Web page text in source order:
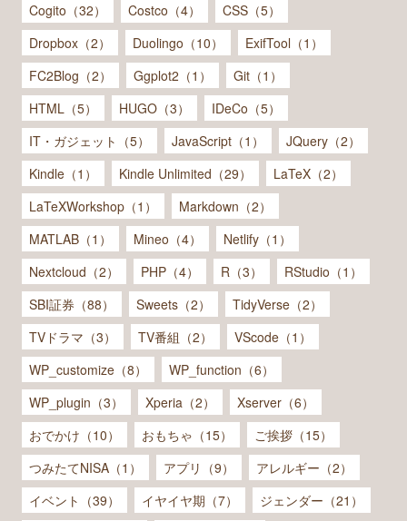
Cogito（32）
Costco（4）
CSS（5）
Dropbox（2）
Duolingo（10）
ExifTool（1）
FC2Blog（2）
Ggplot2（1）
Git（1）
HTML（5）
HUGO（3）
IDeCo（5）
IT・ガジェット（5）
JavaScript（1）
JQuery（2）
Kindle（1）
Kindle Unlimited（29）
LaTeX（2）
LaTeXWorkshop（1）
Markdown（2）
MATLAB（1）
Mineo（4）
Netlify（1）
Nextcloud（2）
PHP（4） R（3）
RStudio（1）
SBI証券（88）
Sweets（2）
TidyVerse（2）
TVドラマ（3）
TV番組（2）
VScode（1）
WP_customize（8）
WP_function（6）
WP_plugin（3）
Xperia（2）
Xserver（6）
おでかけ（10）
おもちゃ（15）
ご挨拶（15）
つみたてNISA（1）
アプリ（9）
アレルギー（2）
イベント（39）
イヤイヤ期（7）
ジェンダー（21）